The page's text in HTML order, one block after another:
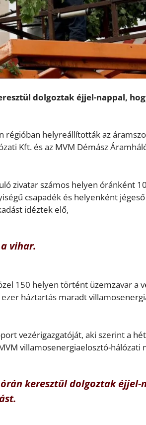
dolgoztak éjjel-nappal,
helyreállították az
Kft. és az MVM Démász
zivatar számos helyen óránként
csapadék és helyenként
idéztek elő,
vihar.
150 helyen történt üzemzavar a
háztartás maradt
vezérigazgatóját, aki szerint a
villamosenergiaelosztó-hálózati
keresztül dolgoztak